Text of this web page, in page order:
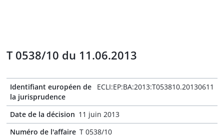
T 0538/10 du 11.06.2013
Identifiant européen de
la jurisprudence
ECLI:EP:BA:2013:T053810.20130611
Date de la décision 11 juin 2013
Numéro de l'affaire T 0538/10